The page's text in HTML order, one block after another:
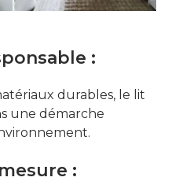
:
durables, le lit
une démarche
: